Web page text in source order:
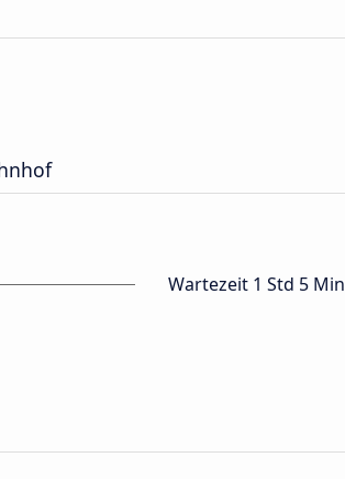
Wartezeit 1 Std 5 Min